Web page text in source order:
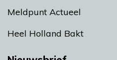
Meldpunt Actueel
Heel Holland Bakt